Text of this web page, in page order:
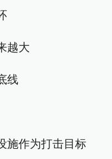
越大
线
施作为打击目标